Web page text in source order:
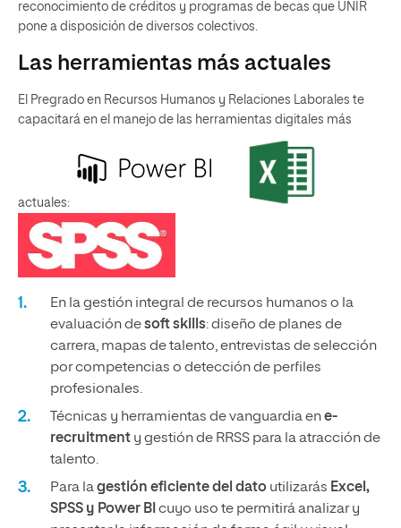
reconocimiento de créditos y programas de becas que UNIR
pone a disposición de diversos colectivos.
Las herramientas más actuales
El Pregrado en Recursos Humanos y Relaciones Laborales te
capacitará en el manejo de las herramientas digitales más
actuales:
En la gestión integral de recursos humanos o la
evaluación desoft skills: diseño de planes de
carrera, mapas de talento, entrevistas de selección
por competencias o detección de perfiles
profesionales.
Técnicas y herramientas de vanguardia ene-
recruitment y gestión de RRSS para la atracción de
talento.
Para lagestión eficiente del dato utilizarás Excel,
SPSS y Power BI cuyo uso te permitirá analizar y